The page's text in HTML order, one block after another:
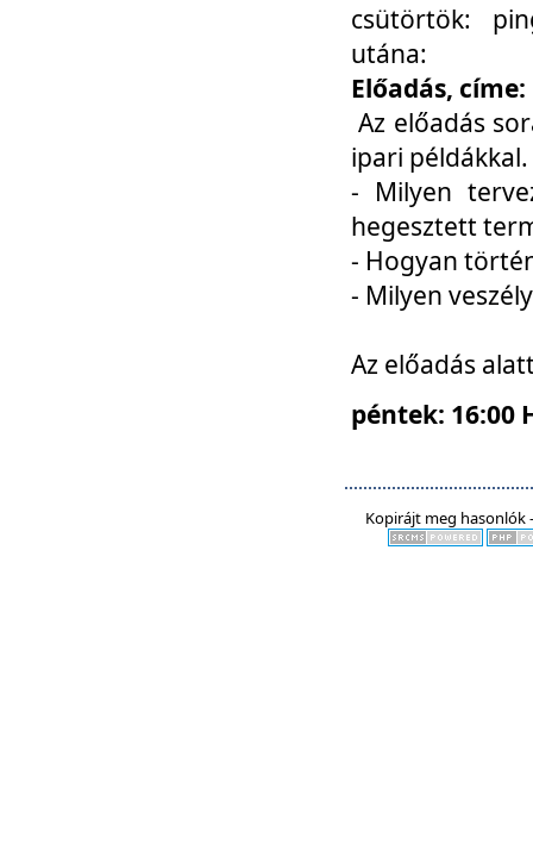
csütörtök:
utána:
Előadás,
Az előadás
ipari
- Milyen
hegesztett
- Hogyan
- Milyen
Az előadás
péntek: 16:00
Kopirájt meg hasonlók